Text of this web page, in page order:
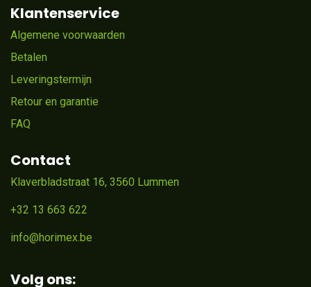
Klantenservice
Algemene voorwaarden
Betalen
Leveringstermijn
Retour en garantie
FAQ
Contact
Klaverbladstraat 16, 3560 Lummen
+32 13 663 622
info@horimex.be
Volg ons: